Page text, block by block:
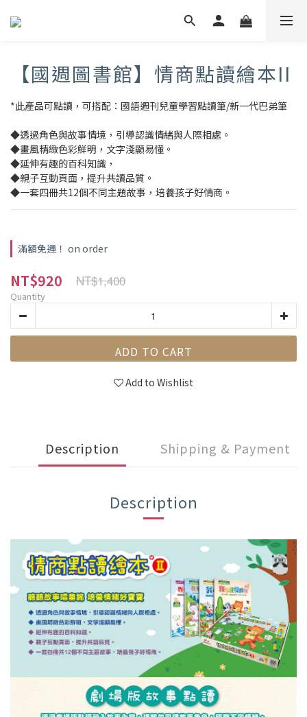
【國週圖書館】情商點讀繪本II
*此產品可點讀，可搭配：國語週刊兒童學習點讀筆/新一代巴弟筆
◆透過角色與故事情境，引導認識情緒與人際相處。
◆畫風精緻色彩鮮明，文字淺顯易懂。
◆延伸有趣的百科知識，
◆親子互動頁面，提升共讀品質。
◆一套四冊共12個不同主題故事，培養孩子好情商。
滿額免運！ on order
NT$920 NT$1,400
Quantity
ADD TO CART
Add to Wishlist
Description Shipping & Payment
Description